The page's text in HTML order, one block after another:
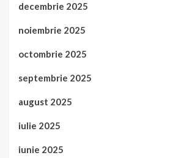
decembrie 2025
noiembrie 2025
octombrie 2025
septembrie 2025
august 2025
iulie 2025
iunie 2025